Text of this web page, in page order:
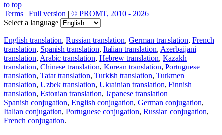
to top
Terms | Full version | © PROMT, 2010 - 2026
Select a language
English translation, Russian translation, German translation, French
translation, Spanish translation, Italian translation, Azerbaijani
translation, Arabic translation, Hebrew translation, Kazakh
translation, Chinese translation, Korean translation, Portuguese
translation, Tatar translation, Turkish translation, Turkmen
translation, Uzbek translation, Ukrainian translation, Finnish
translation, Estonian translation, Japanese translation
Spanish conjugation, English conjugation, German conjugation,
Italian conjugation, Portuguese conjugation, Russian conjugation,
French conjugation.